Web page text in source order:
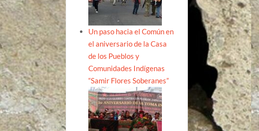
Un paso hacia el Común en
el aniversario de la Casa
de los Pueblos y
Comunidades Indígenas
“Samir Flores Soberanes”